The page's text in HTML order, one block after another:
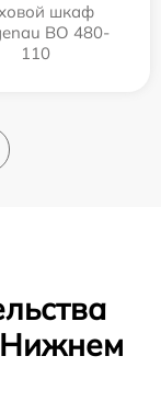
шкаф
BO 480-
110
Нижнем